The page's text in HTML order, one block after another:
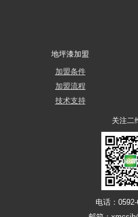
地坪漆加盟
加盟条件
加盟流程
技术支持
关注二
电话：